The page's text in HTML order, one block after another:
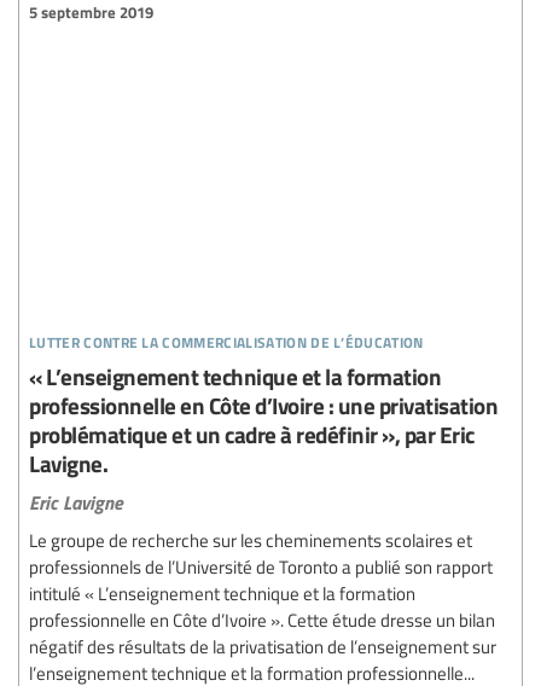
lutter contre la commercialisation de l’éducation
5 septembre 2019
« L’enseignement technique et la formation
professionnelle en Côte d’Ivoire : une privatisation
problématique et un cadre à redéfinir », par Eric
Lavigne.
Eric Lavigne
Le groupe de recherche sur les cheminements scolaires et
professionnels de l’Université de Toronto a publié son rapport
intitulé « L’enseignement technique et la formation
professionnelle en Côte d’Ivoire ». Cette étude dresse un bilan
négatif des résultats de la privatisation de l’enseignement sur
l’enseignement technique et la formation professionnelle...